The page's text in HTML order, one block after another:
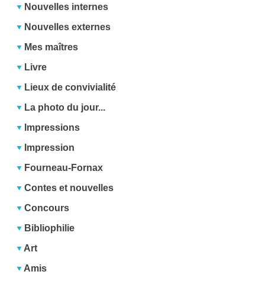
Nouvelles internes
Nouvelles externes
Mes maîtres
Livre
Lieux de convivialité
La photo du jour...
Impressions
Impression
Fourneau-Fornax
Contes et nouvelles
Concours
Bibliophilie
Art
Amis